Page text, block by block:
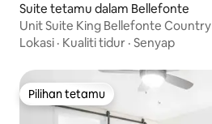
Suite tetamu dalam Bellefonte
Unit Suite King Bellefonte Country
Lokasi · Kualiti tidur · Senyap
Pilihan tetamu
Pilihan tetamu